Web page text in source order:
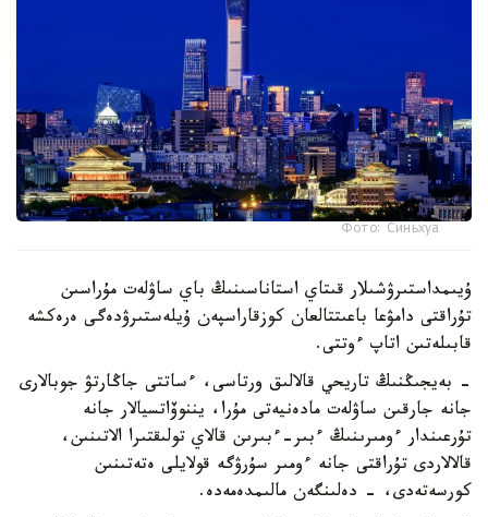
Фото: Синьхуа
ۇيىمداستىرۋشىلار قىتاي استاناسىنىڭ باي ساۋلەت مۇراسىن
تۇراقتى دامۋعا باعىتتالعان كوزقاراسپەن ۇيلەستىرۋدەگى ەرەكشە
قابىلەتىن اتاپ ءوتتى.
- بەيجىڭنىڭ تاريحي قالالىق ورتاسى، ءساتتى جاڭارتۋ جوبالارى
جانە جارقىن ساۋلەت مادەنيەتى مۇرا، يننوۆاتسيالار جانە
تۇرعىندار ءومىرىنىڭ ءبىر-ءبىرىن قالاي تولىقتىرا الاتىنىن،
قالالاردى تۇراقتى جانە ءومىر سۇرۋگە قولايلى ەتەتىنىن
كورسەتەدى، - دەلىنگەن مالىمدەمەدە.